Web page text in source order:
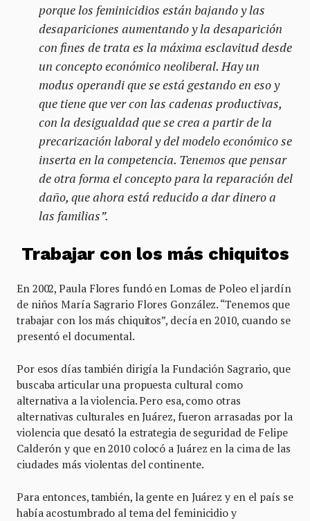
porque los feminicidios están bajando y las
desapariciones aumentando y la desaparición
con fines de trata es la máxima esclavitud desde
un concepto económico neoliberal. Hay un
modus operandi que se está gestando en eso y
que tiene que ver con las cadenas productivas,
con la desigualdad que se crea a partir de la
precarización laboral y del modelo económico se
inserta en la competencia. Tenemos que pensar
de otra forma el concepto para la reparación del
daño, que ahora está reducido a dar dinero a
las familias”.
Trabajar con los más chiquitos
En 2002, Paula Flores fundó en Lomas de Poleo el jardín
de niños María Sagrario Flores González. “Tenemos que
trabajar con los más chiquitos”, decía en 2010, cuando se
presentó el documental.
Por esos días también dirigía la Fundación Sagrario, que
buscaba articular una propuesta cultural como
alternativa a la violencia. Pero esa, como otras
alternativas culturales en Juárez, fueron arrasadas por la
violencia que desató la estrategia de seguridad de Felipe
Calderón y que en 2010 colocó a Juárez en la cima de las
ciudades más violentas del continente.
Para entonces, también, la gente en Juárez y en el país se
había acostumbrado al tema del feminicidio y